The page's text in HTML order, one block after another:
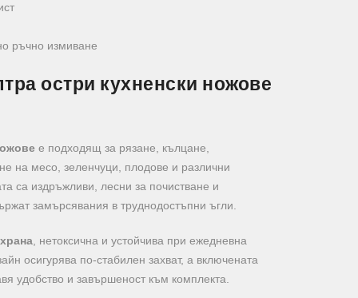
ръчно измиване
остри кухненски ножове
е подходящ за рязане, кълцане,
на месо, зеленчуци, плодове и различни
са издръжливи, лесни за почистване и
замърсявания в труднодостъпни ъгли.
, нетоксична и устойчива при ежедневна
осигурява по-стабилен захват, а включената
удобство и завършеност към комплекта.